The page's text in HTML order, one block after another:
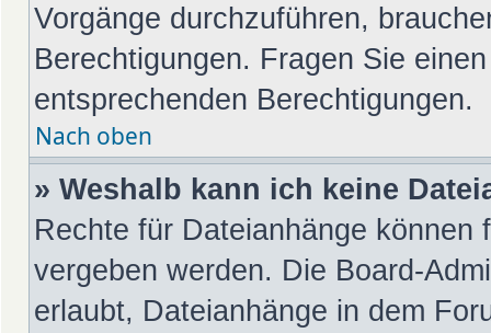
Vorgänge durchzuführen,
Berechtigungen. Fragen Sie
entsprechenden Berechtigungen.
Nach oben
» Weshalb kann ich keine
Rechte für Dateianhänge
vergeben werden. Die Board-
erlaubt, Dateianhänge in dem